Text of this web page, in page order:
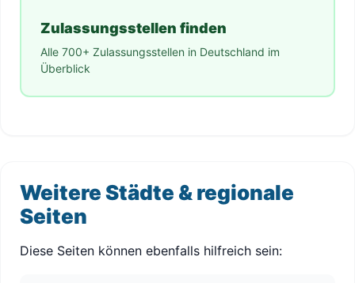
Zulassungsstellen finden
Alle 700+ Zulassungsstellen in Deutschland im
Überblick
Weitere Städte & regionale
Seiten
Diese Seiten können ebenfalls hilfreich sein: